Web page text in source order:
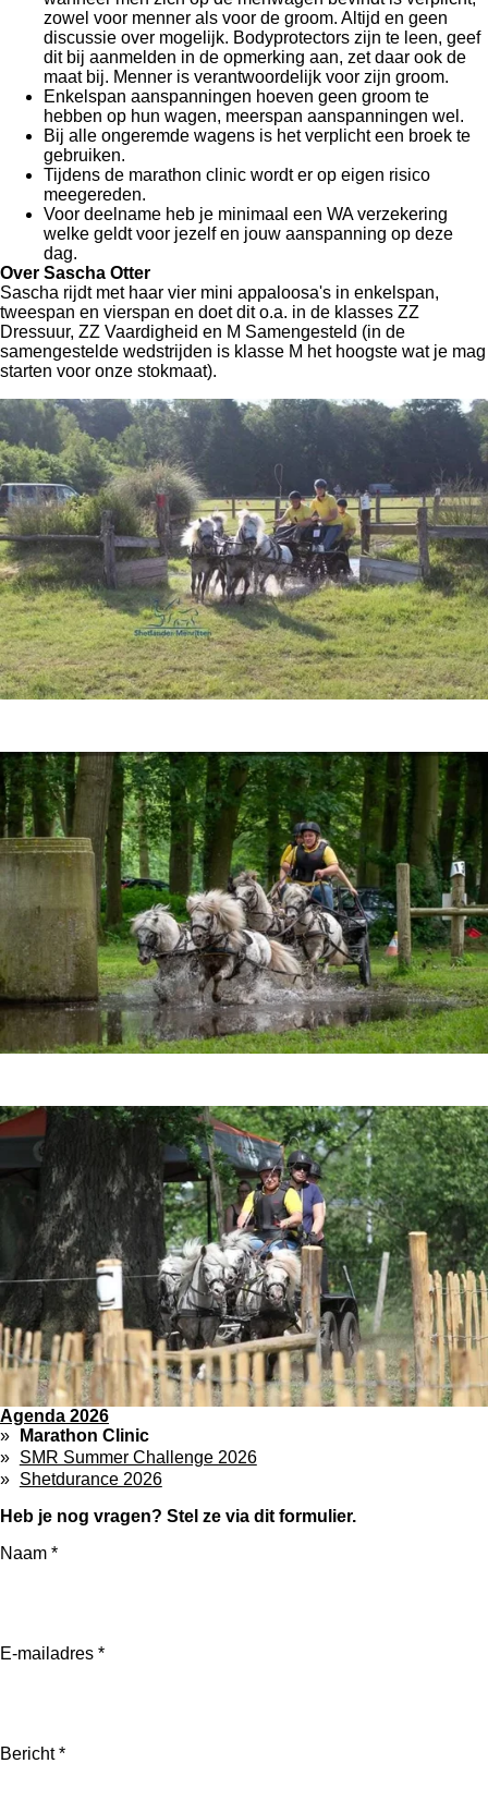
zowel voor menner als voor de groom. Altijd en geen
discussie over mogelijk. Bodyprotectors zijn te leen, geef
dit bij aanmelden in de opmerking aan, zet daar ook de
maat bij. Menner is verantwoordelijk voor zijn groom.
Enkelspan aanspanningen hoeven geen groom te
hebben op hun wagen, meerspan aanspanningen wel.
Bij alle ongeremde wagens is het verplicht een broek te
gebruiken.
Tijdens de marathon clinic wordt er op eigen risico
meegereden.
Voor deelname heb je minimaal een WA verzekering
welke geldt voor jezelf en jouw aanspanning op deze
dag.
Over Sascha Otter
Sascha rijdt met haar vier mini appaloosa's in enkelspan,
tweespan en vierspan en doet dit o.a. in de klasses ZZ
Dressuur, ZZ Vaardigheid en M Samengesteld (in de
samengestelde wedstrijden is klasse M het hoogste wat je mag
starten voor onze stokmaat).
Agenda 2026
Marathon Clinic
SMR Summer Challenge 2026
Shetdurance 2026
Heb je nog vragen? Stel ze via dit formulier.
Naam *
E-mailadres *
Bericht *